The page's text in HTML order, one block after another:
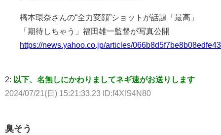
橋本環奈さんの“全力変顔”ショットが話題「最高」
「期待しちゃう」福田雄一監督が写真公開
https://news.yahoo.co.jp/articles/
2: 以下、名無しにかわりましてネギ速がお送りします
2024/07/21(日) 15:21:33.23 ID:f4XlS4N80
臭そう